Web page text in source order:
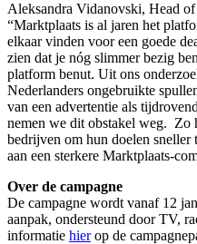
Aleksandra Vidanovski, Head
“Marktplaats is al jaren het
elkaar vinden voor een goede
zien dat je nóg slimmer bezig
platform benut. Uit ons
Nederlanders ongebruikte
van een advertentie als
nemen we dit obstakel weg. Zo
bedrijven om hun doelen sneller
aan een sterkere Marktplaats-
Over de campagne
De campagne wordt vanaf 12
aanpak, ondersteund door TV,
informatie hierop de